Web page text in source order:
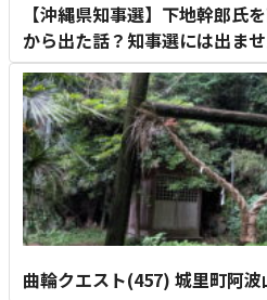
【沖縄県知事選】下地幹郎氏
から出た話？知事選には出ませ
曲輪クエスト(457) 城里町阿波